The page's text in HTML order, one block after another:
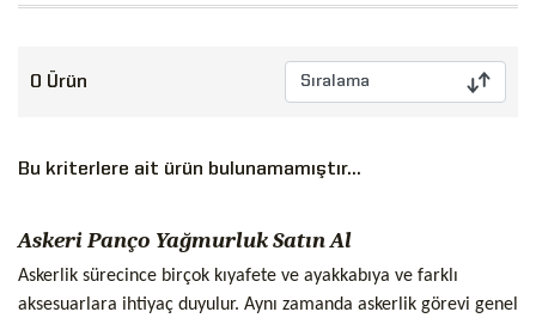
0 Ürün
Bu kriterlere ait ürün bulunamamıştır...
Askeri Panço Yağmurluk Satın Al
Askerlik sürecince birçok kıyafete ve ayakkabıya ve farklı
aksesuarlara ihtiyaç duyulur. Aynı zamanda askerlik görevi genel